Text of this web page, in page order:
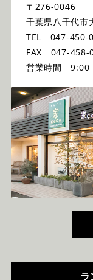
〒276-0046
千葉県八千代市
TEL 047-450-
FAX 047-458-
営業時間 9:00
ラ